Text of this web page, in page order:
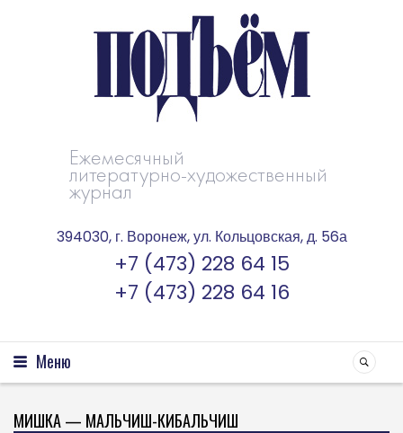
Ежемесячный
литературно-художественный
журнал
394030, г. Воронеж, ул. Кольцовская, д. 56а
+7 (473) 228 64 15
+7 (473) 228 64 16
Меню
МИШКА — МАЛЬЧИШ-КИБАЛЬЧИШ